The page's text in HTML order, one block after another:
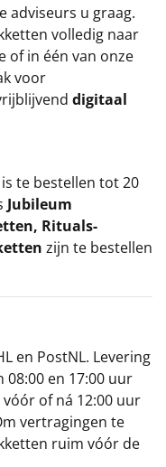
adviseurs u graag.
volledig naar
of in één van onze
voor
digitaal
is te bestellen tot 20
Jubileum
, Rituals-
zijn te bestellen
en PostNL. Levering
en 17:00 uur
of ná 12:00 uur
vertragingen te
ruim vóór de